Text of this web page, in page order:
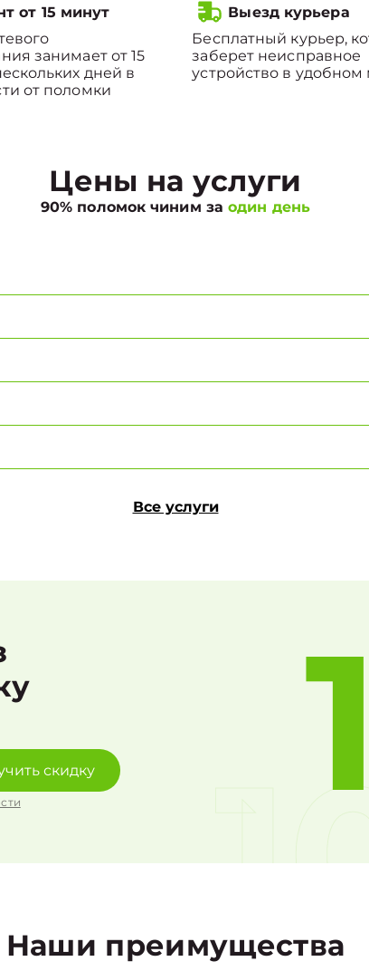
от 15 минут
занимает от 15
дней в
от поломки
Выезд курьера
Бесплатный курьер,
заберет неисправное
устройство в удобном
Цены на услуги
90% поломок чиним заодин день
Все услуги
скидку
Наши преимущества